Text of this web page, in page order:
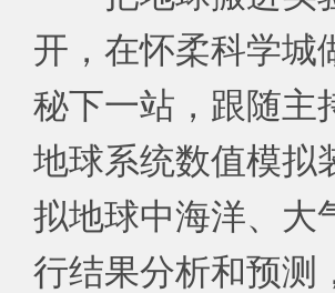
开，在怀柔科学城
秘下一站，跟随主
地球系统数值模
拟地球中海洋、大
行结果分析和预测